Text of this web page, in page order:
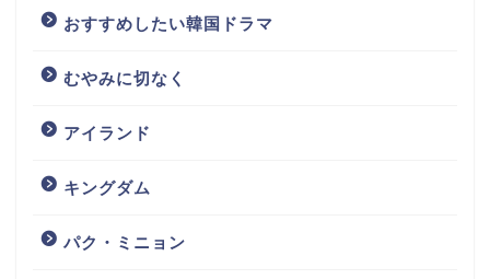
おすすめしたい韓国ドラマ
むやみに切なく
アイランド
キングダム
パク・ミニョン